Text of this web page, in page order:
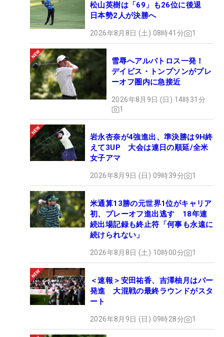
松山英樹は「69」も26位に後退
日本勢2人が決勝へ
2026年8月8日 (土) 08時41分 1
雪辱へアルバトロス一発！
デイビス・トンプソンがプレ
ーオフ圏内に急接近
2026年8月9日 (日) 14時31分
1
岩永杏奈が4強進出、準決勝は9H終
えて3UP 大会は連日の順延/全米
女子アマ
2026年8月9日 (日) 09時39分 1
米通算13勝の元世界1位がキャリア
初、プレーオフ進出逃す 18年連
続出場記録も終止符「何事も永遠に
続けられない」
2026年8月8日 (土) 10時00分 1
＜速報＞安田祐香、吉澤柚月はパー
発進 大混戦の最終ラウンドがスタ
ート
2026年8月9日 (日) 09時28分 1